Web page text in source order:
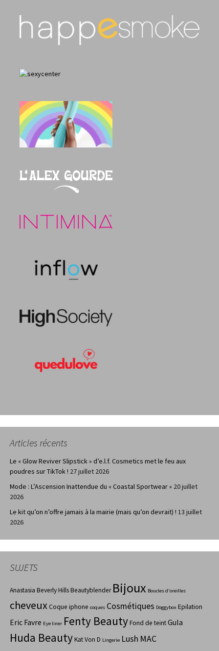
Articles récents
Le « Glow Reviver Slipstick » d’e.l.f. Cosmetics met le feu aux
poudres sur TikTok ! 27 juillet 2026
Mode : L’Ascension Inattendue du « Coastal Sportwear » 20 juillet
2026
Le kit qu’on n’offre jamais à la mairie (mais qu’on devrait) ! 13 juillet
2026
SUJETS
Anastasia Beverly HillsBeautyblender Bijoux Boucles d'oreilles
cheveuxCoque iphone coques Cosmétiques Doggybox Epilation
Eric Favre Eye liner Fenty BeautyFond de teintGula
Huda BeautyKat Von D Lingerie Lush MAC